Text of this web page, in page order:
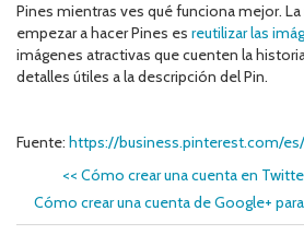
Pines mientras ves qué funciona mejor.
empezar a hacer Pines es reutilizar las
imágenes atractivas que cuenten la
detalles útiles a la descripción del Pin.
Fuente: https://business.pinterest.com/
<< Cómo crear una cuenta en
Cómo crear una cuenta de Google+